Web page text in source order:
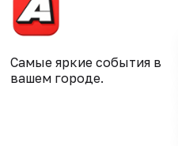
Самые яркие события в
вашем городе.